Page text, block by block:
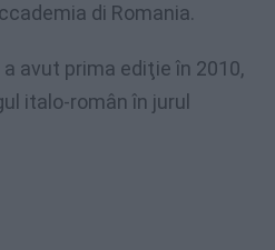
di Romania.
avut prima ediţie în 2010,
italo-român în jurul